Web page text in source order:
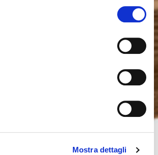
Mostra dettagli
you like to switch to the site in